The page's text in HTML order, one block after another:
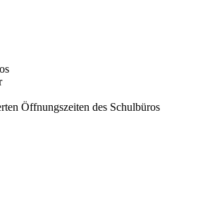
Öffnungszeiten des Schulbüros